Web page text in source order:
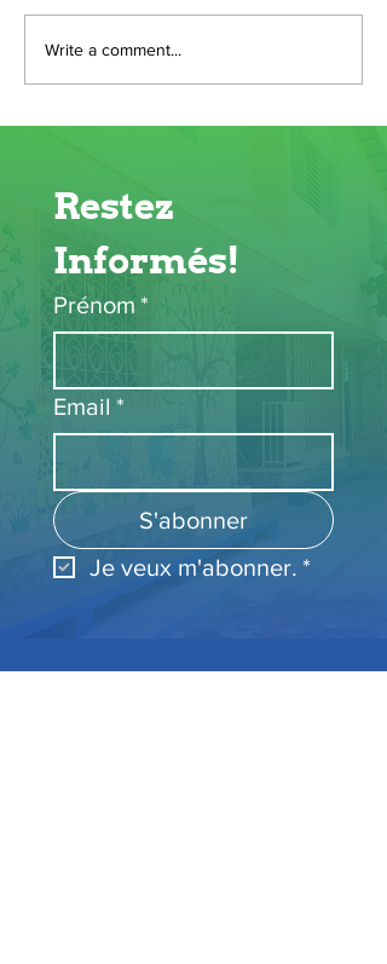
Write a comment...
Restez
Informés!
Prénom *
Email *
S'abonner
Je veux m'abonner. *